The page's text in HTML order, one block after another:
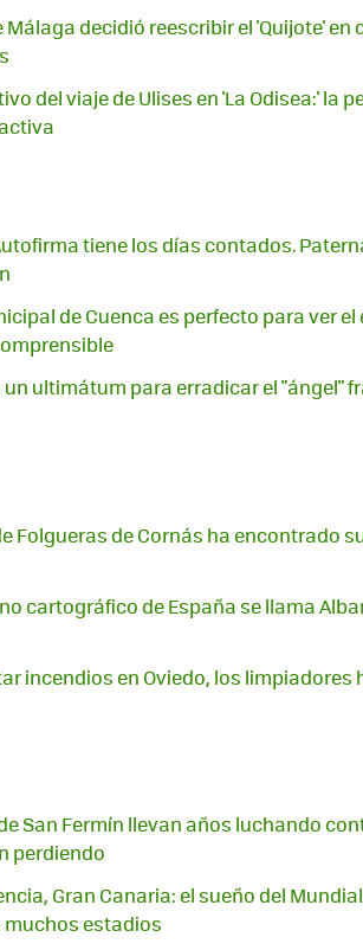
Málaga decidió reescribir el 'Quijote'
del viaje de Ulises en 'La Odisea:' la
tiene los días contados.
de Cuenca es perfecto para ver
un ultimátum para erradicar el "ángel"
Folgueras de Cornás ha encontrado
cartográfico de España se llama
incendios en Oviedo, los
San Fermín llevan años luchando
perdiendo
Gran Canaria: el sueño del
estadios